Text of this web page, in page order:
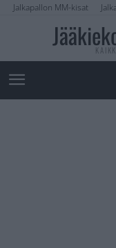
Jalkapallon MM-kisat